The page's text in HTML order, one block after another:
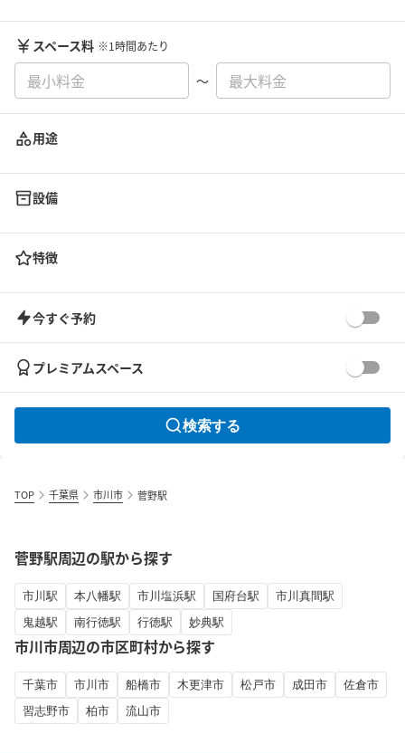
スペース料 ※1時間あたり
〜
用途
設備
特徴
今すぐ予約
プレミアムスペース
検索する
TOP 千葉県 市川市 菅野駅
菅野駅周辺の駅から探す
市川駅 本八幡駅 市川塩浜駅 国府台駅
市川真間駅
鬼越駅
南行徳駅 行徳駅 妙典駅
市川市周辺の市区町村から探す
千葉市 市川市 船橋市 木更津市 松戸市 成田市
佐倉市
習志野市
柏市 流山市